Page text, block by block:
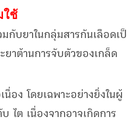
ใช้
มกับยาในกลุ่มสารกันเลือดเ
าต้านการจับตัวของเกล็ด
นื่อง โดยเฉพาะอย่างยิ่งในผู้
ไต เนื่องจากอาจเกิดการ